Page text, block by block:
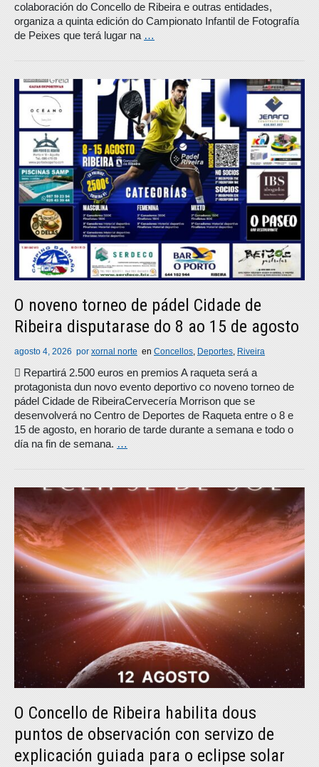
colaboración do Concello de Ribeira e outras entidades,
organiza a quinta edición do Campionato Infantil de Fotografía
de Peixes que terá lugar na …
O noveno torneo de pádel Cidade de
Ribeira disputarase do 8 ao 15 de agosto
agosto 4, 2026 por xornal norte en Concellos, Deportes, Riveira
 Repartirá 2.500 euros en premios A raqueta será a
protagonista dun novo evento deportivo co noveno torneo de
pádel Cidade de RibeiraCervecería Morrison que se
desenvolverá no Centro de Deportes de Raqueta entre o 8 e
15 de agosto, en horario de tarde durante a semana e todo o
día na fin de semana. …
O Concello de Ribeira habilita dous
puntos de observación con servizo de
explicación guiada para o eclipse solar